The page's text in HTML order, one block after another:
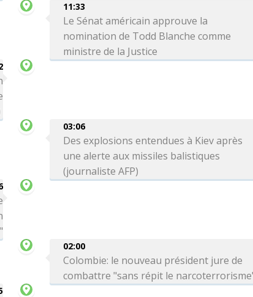
11:33
Le Sénat américain approuve la
nomination de Todd Blanche comme
ministre de la Justice
03:06
Des explosions entendues à Kiev après
une alerte aux missiles balistiques
(journaliste AFP)
02:00
Colombie: le nouveau président jure de
combattre "sans répit le